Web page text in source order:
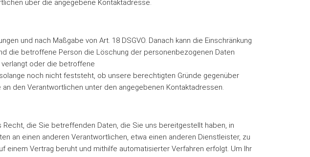
über die angegebene Kontaktadresse.
und nach Maßgabe von Art. 18 DSGVO. Danach kann die Einschränkung
die betroffene Person die Löschung der personenbezogenen Daten
oder die betroffene
noch nicht feststeht, ob unsere berechtigten Gründe gegenüber
den Verantwortlichen unter den angegebenen Kontaktadressen.
die Sie betreffenden Daten, die Sie uns bereitgestellt haben, in
an einen anderen Verantwortlichen, etwa einen anderen Dienstleister, zu
einem Vertrag beruht und mithilfe automatisierter Verfahren erfolgt. Um Ihr